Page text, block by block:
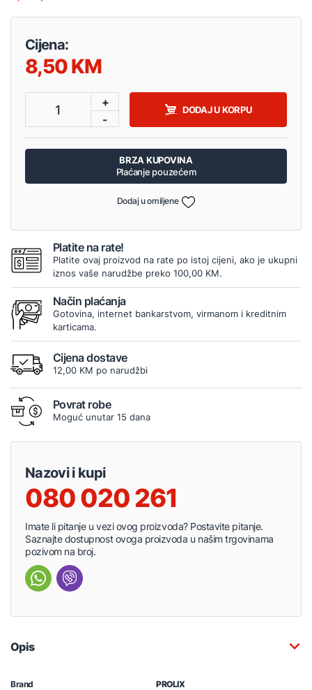
Cijena:
8,50
1
+
-
DODAJ U KORPU
BRZA KUPOVINA
Plaćanje pouzećem
Dodaj u omiljene
Platite na rate!
Platite ovaj proizvod na rate po istoj cijeni, ako je ukupni
iznos vaše narudžbe preko 100,00 KM.
Način plaćanja
Gotovina, internet bankarstvom, virmanom i kreditnim
karticama.
Cijena dostave
12,00 KM po narudžbi
Povrat robe
Moguć unutar 15 dana
Nazovi i kupi
080 020 261
Imate li pitanje u vezi ovog proizvoda? Postavite pitanje.
Saznajte dostupnost ovoga proizvoda u našim trgovinama
pozivom na broj.
Opis
Brand
PROLIX